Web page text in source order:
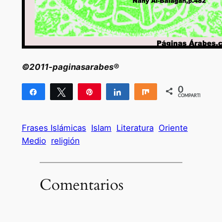
©2011-paginasarabes®
Compartir Twittear Compartir Compartir
0
COMPARTIR
Frases Islámicas Islam Literatura Oriente
Medio religión
Comentarios